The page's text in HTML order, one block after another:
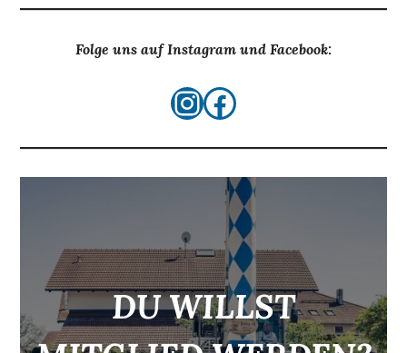
Folge uns auf Instagram und Facebook:
Instagram
Facebook
DU WILLST